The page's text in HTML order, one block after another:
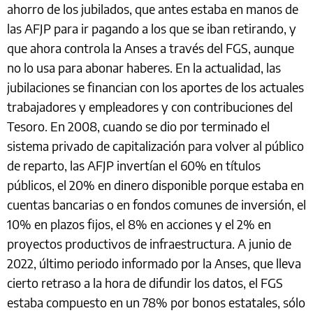
ahorro de los jubilados, que antes estaba en manos de
las AFJP para ir pagando a los que se iban retirando, y
que ahora controla la Anses a través del FGS, aunque
no lo usa para abonar haberes. En la actualidad, las
jubilaciones se financian con los aportes de los actuales
trabajadores y empleadores y con contribuciones del
Tesoro. En 2008, cuando se dio por terminado el
sistema privado de capitalización para volver al público
de reparto, las AFJP invertían el 60% en títulos
públicos, el 20% en dinero disponible porque estaba en
cuentas bancarias o en fondos comunes de inversión, el
10% en plazos fijos, el 8% en acciones y el 2% en
proyectos productivos de infraestructura. A junio de
2022, último periodo informado por la Anses, que lleva
cierto retraso a la hora de difundir los datos, el FGS
estaba compuesto en un 78% por bonos estatales, sólo